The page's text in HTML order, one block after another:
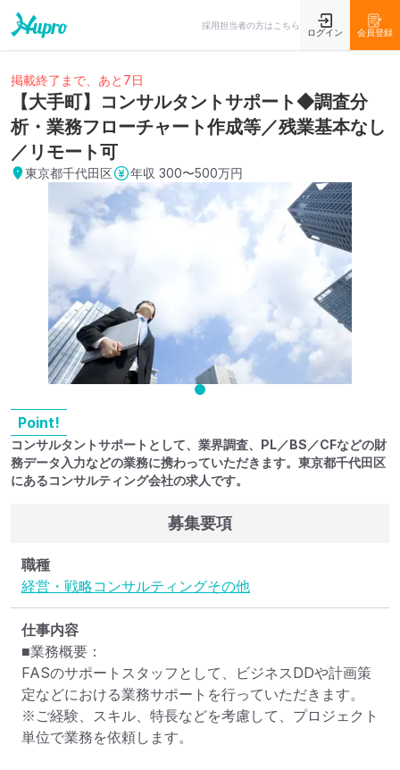
採用担当者の方はこちら
ログイン 会員登録
掲載終了まで、あと7日
【大手町】コンサルタントサポート◆調査分
析・業務フローチャート作成等／残業基本なし
／リモート可
東京都千代田区 年収 300〜500万円
Point!
コンサルタントサポートとして、業界調査、PL／BS／CFなどの財
務データ入力などの業務に携わっていただきます。東京都千代田区
にあるコンサルティング会社の求人です。
募集要項
職種
経営・戦略コンサルティングその他
仕事内容
■業務概要：
FASのサポートスタッフとして、ビジネスDDや計画策
定などにおける業務サポートを行っていただきます。
※ご経験、スキル、特長などを考慮して、プロジェクト
単位で業務を依頼します。